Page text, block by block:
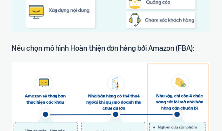
Nếu chọn mô hình Hoàn thiện đơn hàng bởi Amazon (FBA):